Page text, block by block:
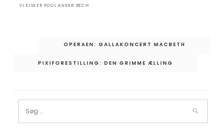
VI ELSKER POUL ANKER BECH
IndlægsnavigationOPERAEN: GALLAKONCERT MACBETH
PIXIFORESTILLING: DEN GRIMME ÆLLING